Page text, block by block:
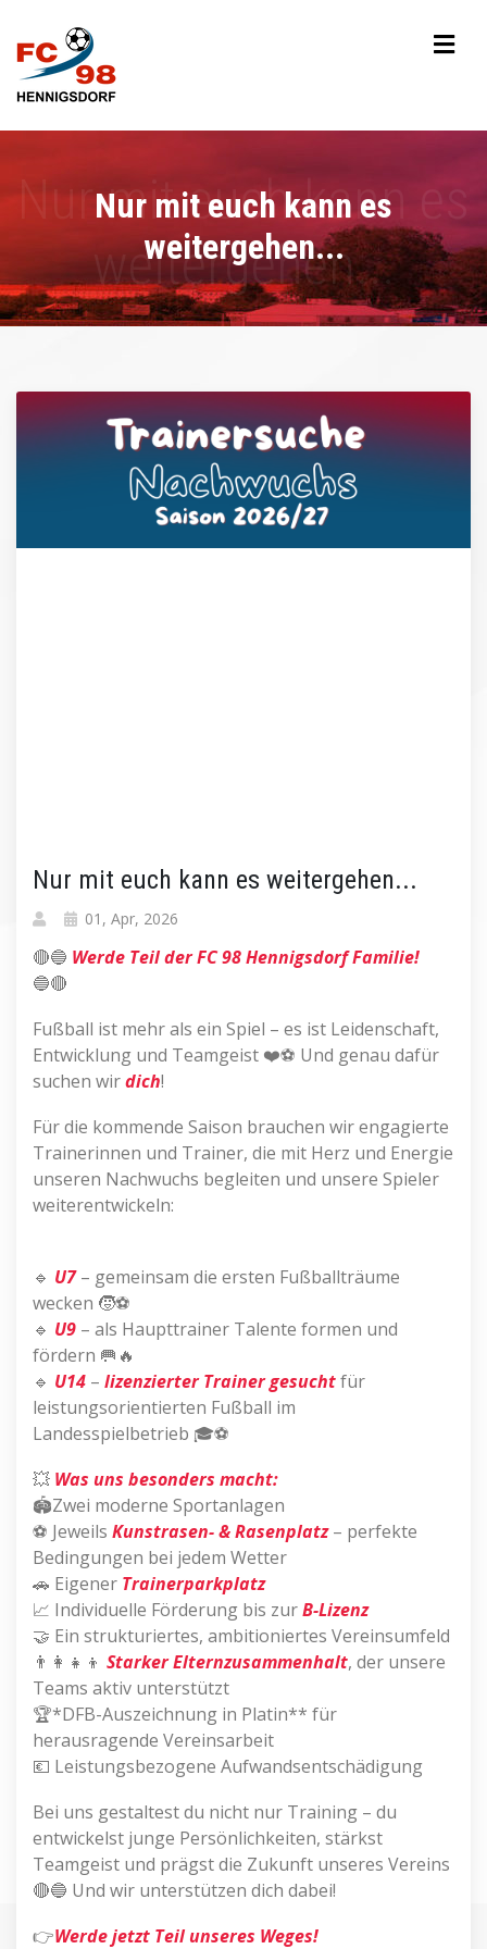
Nur mit euch kann es
weitergehen...
Nur mit euch kann es weitergehen...
01, Apr, 2026
🔴🔵 Werde Teil der FC 98 Hennigsdorf Familie!
🔵🔴
Fußball ist mehr als ein Spiel – es ist Leidenschaft,
Entwicklung und Teamgeist ❤️⚽ Und genau dafür
suchen wirdich!
Für die kommende Saison brauchen wir engagierte
Trainerinnen und Trainer, die mit Herz und Energie
unseren Nachwuchs begleiten und unsere Spieler
weiterentwickeln:
🔹 U7– gemeinsam die ersten Fußballträume
wecken 🧒⚽
🔹 U9 – als Haupttrainer Talente formen und
fördern 🥅🔥
🔹 U14 – lizenzierter Trainer gesuchtfür
leistungsorientierten Fußball im
Landesspielbetrieb 🎓⚽
💥 Was uns besonders macht:
🏟Zwei moderne Sportanlagen
⚽ Jeweils Kunstrasen- & Rasenplatz– perfekte
Bedingungen bei jedem Wetter
🚗 Eigener Trainerparkplatz
📈 Individuelle Förderung bis zurB-Lizenz
🤝 Ein strukturiertes, ambitioniertes Vereinsumfeld
👨‍👩‍👧‍👦 Starker Elternzusammenhalt, der unsere
Teams aktiv unterstützt
🏆*DFB-Auszeichnung in Platin** für
herausragende Vereinsarbeit
💶 Leistungsbezogene Aufwandsentschädigung
Bei uns gestaltest du nicht nur Training – du
entwickelst junge Persönlichkeiten, stärkst
Teamgeist und prägst die Zukunft unseres Vereins
🔴🔵 Und wir unterstützen dich dabei!
👉Werde jetzt Teil unseres Weges!